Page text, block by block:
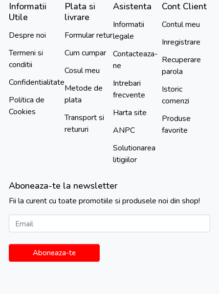
Informatii
Utile
Despre noi
Termeni si
conditii
Confidentialitate
Politica de
Cookies
Plata si
livrare
Formular retur
Cum cumpar
Cosul meu
Metode de
plata
Transport si
retururi
Asistenta
Informatii
legale
Contacteaza-
ne
Intrebari
frecvente
Harta site
ANPC
Solutionarea
litigiilor
Cont Client
Contul meu
Inregistrare
Recuperare
parola
Istoric
comenzi
Produse
favorite
Aboneaza-te la newsletter
Fii la curent cu toate promotiile si produsele noi din shop!
Email
Aboneaza-te